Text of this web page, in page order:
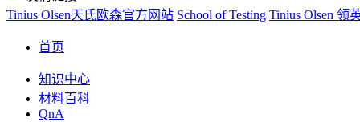
Tinius Olsen天氏欧森官方网站 School of Testing Tinius Olsen 领
首页
知识中心
材料百科
QnA